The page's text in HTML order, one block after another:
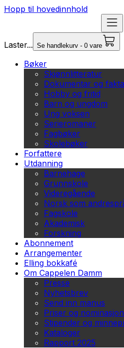
Hopp til hovedinnhold
Laster... Se handlekurv - 0 vare
Bøker
Skjønnlitteratur
Dokumentar og fakta
Hobby og fritid
Barn og ungdom
Ung voksen
Serieromaner
Fagbøker
Skolebøker
Forfattere
Utdanning
Barnehage
Grunnskole
Videregående
Norsk som
Fagskole
Akademisk
Forskning
Abonnement
Arrangementer
Elling bokkafé
Om Cappelen Damm
Presse
Nyhetsbrev
Send inn manus
Priser og
Stipender og
Kataloger
Rapport 2025